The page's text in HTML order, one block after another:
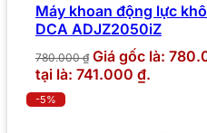
Máy khoan động lực
DCA ADJZ2050iZ
780.000₫ Giá gốc là:
tại là: 741.000 ₫.
-5%